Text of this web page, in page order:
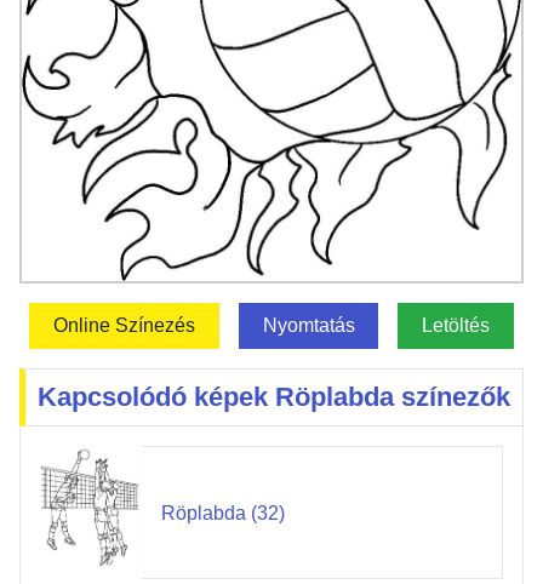
Online Színezés Nyomtatás Letöltés
Kapcsolódó képek Röplabda színezők
Röplabda (32)